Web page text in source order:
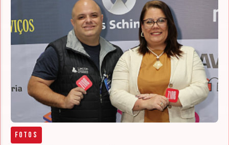
Fotos